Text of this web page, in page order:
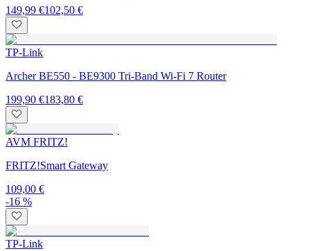
149,99 €102,50 €
TP-Link
Archer BE550 - BE9300 Tri-Band Wi-Fi 7 Router
199,90 €183,80 €
AVM FRITZ!
FRITZ!Smart Gateway
109,00 €
-16 %
TP-Link